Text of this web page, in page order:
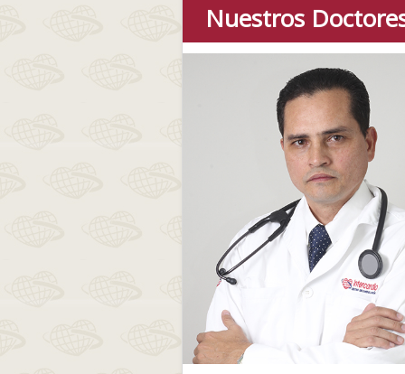
Nuestros